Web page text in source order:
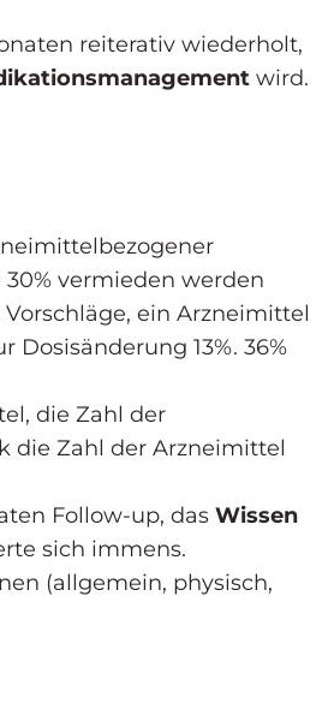
reiterativ wiederholt,
wird.
vermieden werden
ein Arzneimittel
Dosisänderung 13%. 36%
die Zahl der
die Zahl der Arzneimittel
Follow-up, das Wissen
sich immens.
(allgemein, physisch,